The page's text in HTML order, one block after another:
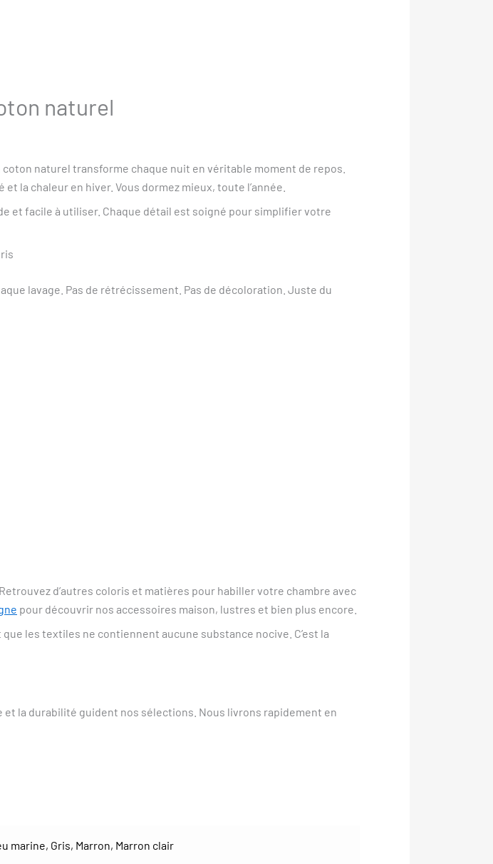
naturel
coton naturel transforme chaque nuit en véritable moment de repos.
la chaleur en hiver. Vous dormez mieux, toute l’année.
et facile à utiliser. Chaque détail est soigné pour simplifier votre
lavage. Pas de rétrécissement. Pas de décoloration. Juste du
. Retrouvez d’autres coloris et matières pour habiller votre chambre avec
pour découvrir nos accessoires maison, lustres et bien plus encore.
les textiles ne contiennent aucune substance nocive. C’est la
la durabilité guident nos sélections. Nous livrons rapidement en
marine, Gris, Marron, Marron clair